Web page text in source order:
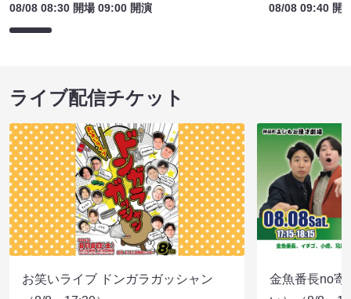
08/08 08:30 開場 09:00 開演
08/08 09:40 開
ライブ配信チケット
お笑いライブ ドンガラガッシャン
金魚番長no寄